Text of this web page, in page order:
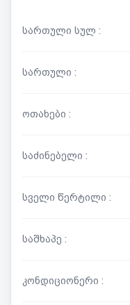
სართული სულ :
სართული :
ოთახები :
საძინებელი :
სველი წერტილი :
საშხაპე :
კონდიციონერი :